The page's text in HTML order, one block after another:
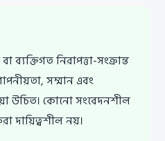
ব্যক্তিগত নিরাপত্তা-সংক্রান্ত
সম্মান এবং
উচিত। কোনো সংবেদনশীল
দায়িত্বশীল নয়।